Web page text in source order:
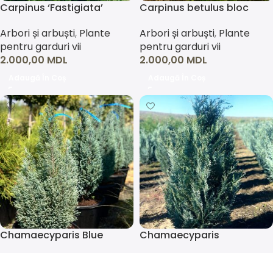
Carpinus ‘Fastigiata’
Arbori și arbuști, Plante
pentru garduri vii
2.000,00 MDL
Carpinus betulus bloc
Arbori și arbuști, Plante
pentru garduri vii
2.000,00 MDL
Chamaecyparis Blue
Chamaecyparis